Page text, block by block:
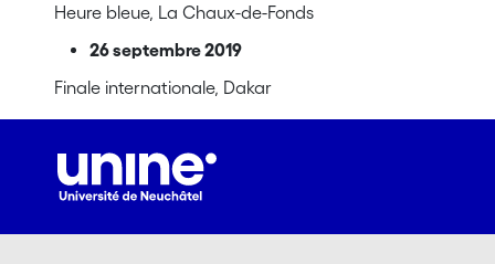
Heure bleue, La Chaux-de-Fonds
26 septembre 2019
Finale internationale, Dakar